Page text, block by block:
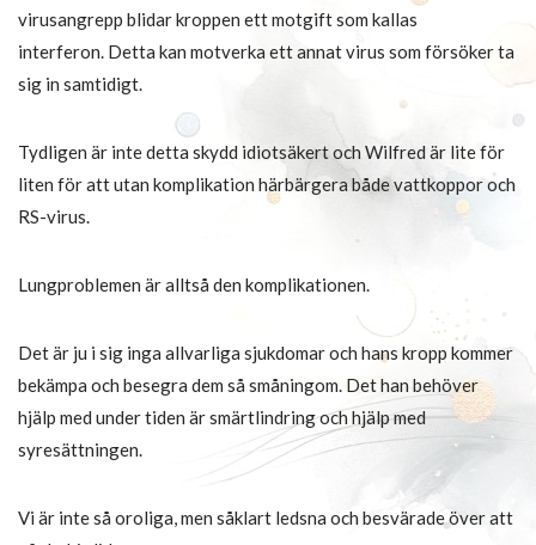
virusangrepp blidar kroppen ett motgift som kallas
interferon. Detta kan motverka ett annat virus som försöker ta
sig in samtidigt.
Tydligen är inte detta skydd idiotsäkert och Wilfred är lite för
liten för att utan komplikation härbärgera både vattkoppor och
RS-virus.
Lungproblemen är alltså den komplikationen.
Det är ju i sig inga allvarliga sjukdomar och hans kropp kommer
bekämpa och besegra dem så småningom. Det han behöver
hjälp med under tiden är smärtlindring och hjälp med
syresättningen.
Vi är inte så oroliga, men såklart ledsna och besvärade över att